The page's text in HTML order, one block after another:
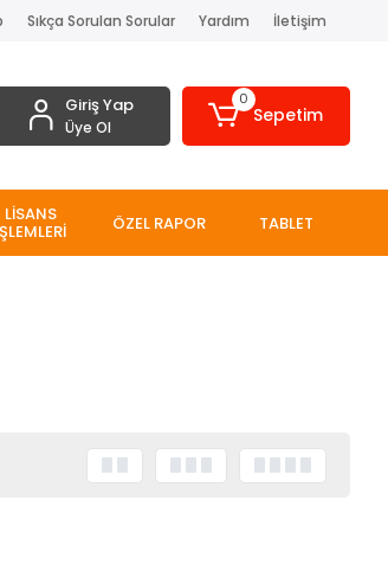
Sıkça Sorulan Sorular Yardım İletişim
Giriş Yap
Üye Ol
0
Sepetim
LİSANS ÖZEL RAPOR TABLET